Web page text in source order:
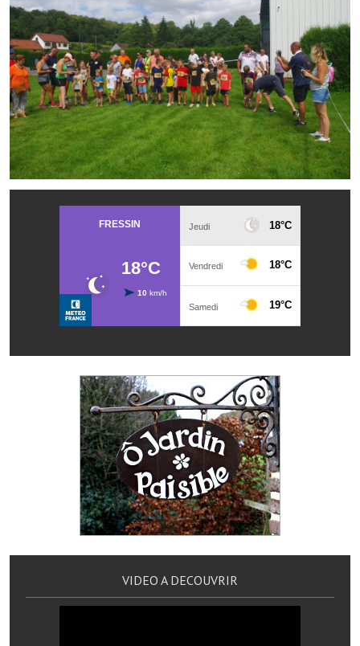
Procès verbaux des conseils municipaux
Communication
Le bulletin municipal : Fressinfo & Le Fressinois
Toutes les publications
Le village dans l'intercommunalité
Communauté de communes
Autres groupements
L'association des maires
L'office de tourisme
VILLE PRATIQUE
Services publics intercommunaux
Affaires scolaires, CCAS
Eaux, assainissement
France services
France Renov
Déchets ménagers, tri sélectif, encombrants
VIDEO A DECOUVRIR